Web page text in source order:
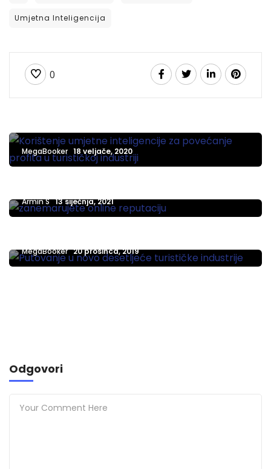
Umjetna Inteligencija
0
MegaBooker 18 veljače, 2020
HOTELI
4 jednostavna hakiranja za poboljšanje online
Armin S 13 siječnja, 2021
Putovanje u novo desetljeće turističke
MegaBooker 20 prosinca, 2019
Odgovori